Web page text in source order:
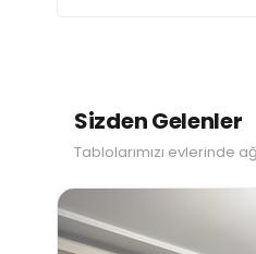
Sizden Gelenler
Tablolarımızı evlerinde